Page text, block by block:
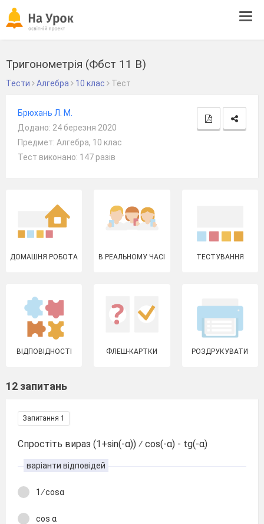
Тригонометрія (Фбст 11 В)
Тести Алгебра 10 клас Тест
Брюхань Л. М.
Додано: 24 березня 2020
Предмет: Алгебра, 10 клас
Тест виконано: 147 разів
ДОМАШНЯ РОБОТА В РЕАЛЬНОМУ ЧАСІ ТЕСТУВАННЯ
ВІДПОВІДНОСТІ ФЛЕШ-КАРТКИ РОЗДРУКУВАТИ
12 запитань
Запитання 1
Спростіть вираз (1+sin(-α)) ⁄ cos(-α) - tg(-α)
варіанти відповідей
1 ∕ cosα
cos α